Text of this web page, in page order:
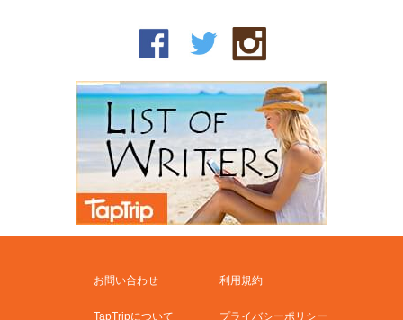
お問い合わせ 利用規約
TapTripについて プライバシーポリシー